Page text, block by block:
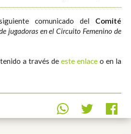
comunicado del Comité
jugadoras en el Circuito Femenino de
a través de este enlace o en la